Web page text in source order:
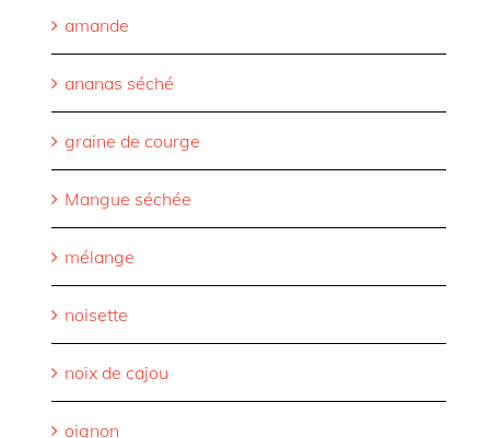
amande
ananas séché
graine de courge
Mangue séchée
mélange
noisette
noix de cajou
oignon